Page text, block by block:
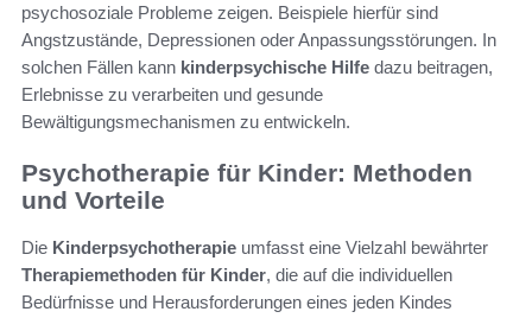
psychosoziale Probleme zeigen. Beispiele hierfür sind
Angstzustände, Depressionen oder Anpassungsstörungen. In
solchen Fällen kann kinderpsychische Hilfe dazu beitragen,
Erlebnisse zu verarbeiten und gesunde
Bewältigungsmechanismen zu entwickeln.
Psychotherapie für Kinder: Methoden
und Vorteile
Die Kinderpsychotherapie umfasst eine Vielzahl bewährter
Therapiemethoden für Kinder, die auf die individuellen
Bedürfnisse und Herausforderungen eines jeden Kindes